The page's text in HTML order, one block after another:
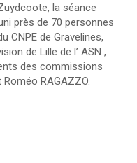
la séance
près de 70 personnes
CNPE de Gravelines,
de Lille de l’ ASN ,
des commissions
RAGAZZO.